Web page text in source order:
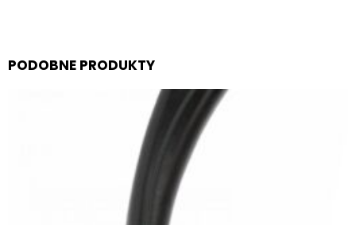
PODOBNE PRODUKTY